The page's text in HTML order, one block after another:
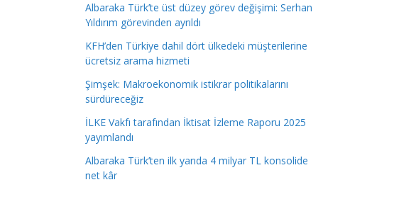
Albaraka Türk’te üst düzey görev değişimi: Serhan
Yıldırım görevinden ayrıldı
KFH’den Türkiye dahil dört ülkedeki müşterilerine
ücretsiz arama hizmeti
Şimşek: Makroekonomik istikrar politikalarını
sürdüreceğiz
İLKE Vakfı tarafından İktisat İzleme Raporu 2025
yayımlandı
Albaraka Türk’ten ilk yarıda 4 milyar TL konsolide
net kâr